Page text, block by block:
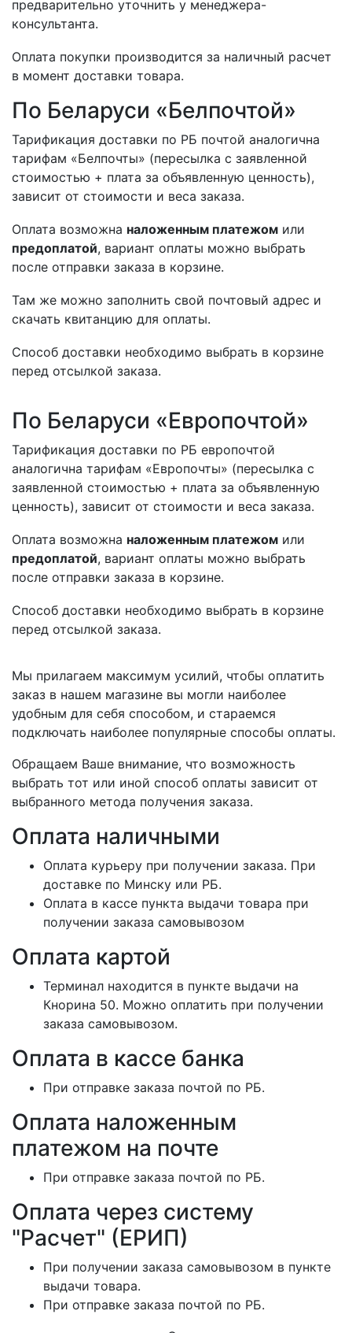
предварительно уточнить у менеджера-
консультанта.
Оплата покупки производится за наличный расчет
в момент доставки товара.
По Беларуси «Белпочтой»
Тарификация доставки по РБ почтой аналогична
тарифам «Белпочты» (пересылка с заявленной
стоимостью + плата за объявленную ценность),
зависит от стоимости и веса заказа.
Оплата возможна наложенным платежом или
предоплатой, вариант оплаты можно выбрать
после отправки заказа в корзине.
Там же можно заполнить свой почтовый адрес и
скачать квитанцию для оплаты.
Способ доставки необходимо выбрать в корзине
перед отсылкой заказа.
По Беларуси «Европочтой»
Тарификация доставки по РБ европочтой
аналогична тарифам «Европочты» (пересылка с
заявленной стоимостью + плата за объявленную
ценность), зависит от стоимости и веса заказа.
Оплата возможна наложенным платежом или
предоплатой, вариант оплаты можно выбрать
после отправки заказа в корзине.
Способ доставки необходимо выбрать в корзине
перед отсылкой заказа.
Мы прилагаем максимум усилий, чтобы оплатить
заказ в нашем магазине вы могли наиболее
удобным для себя способом, и стараемся
подключать наиболее популярные способы оплаты.
Обращаем Ваше внимание, что возможность
выбрать тот или иной способ оплаты зависит от
выбранного метода получения заказа.
Оплата наличными
Оплата курьеру при получении заказа. При
доставке по Минску или РБ.
Оплата в кассе пункта выдачи товара при
получении заказа самовывозом
Оплата картой
Терминал находится в пункте выдачи на
Кнорина 50. Можно оплатить при получении
заказа самовывозом.
Оплата в кассе банка
При отправке заказа почтой по РБ.
Оплата наложенным
платежом на почте
При отправке заказа почтой по РБ.
Оплата через систему
"Расчет" (ЕРИП)
При получении заказа самовывозом в пункте
выдачи товара.
При отправке заказа почтой по РБ.